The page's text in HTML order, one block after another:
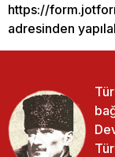
https://
adresinden